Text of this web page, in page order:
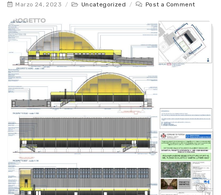
Marzo 24, 2023 / Uncategorized / Post a Comment